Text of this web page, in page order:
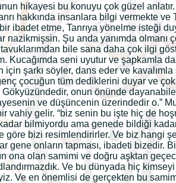
hikayesi bu konuyu çok güzel
hakkında insanlara bilgi vermekte
ibadet etme, Tanrıya yönelme isteği
nazikmişsin. Şu anda yanımda
bile sana daha çok ilgi
Kucağımda seni uyutur ve şapkamla
şarkı söyler, dans eder ve kavalımla
çocuğun tüm dediklerini duyar ve
onun önünde
ve düşüncenin üzerindedir o.”
vahiy gelir. “biz senin bu işte hiç de
bilmiyordu ama genede bildiği
göre bizi resimlendirirler. Ve biz hangi
gene onların tapması, ibadeti bizedir.
ona olan samimi ve doğru aşktan
Ve bu dünyada hiç
Ve en önemlisi de gerçekten bu